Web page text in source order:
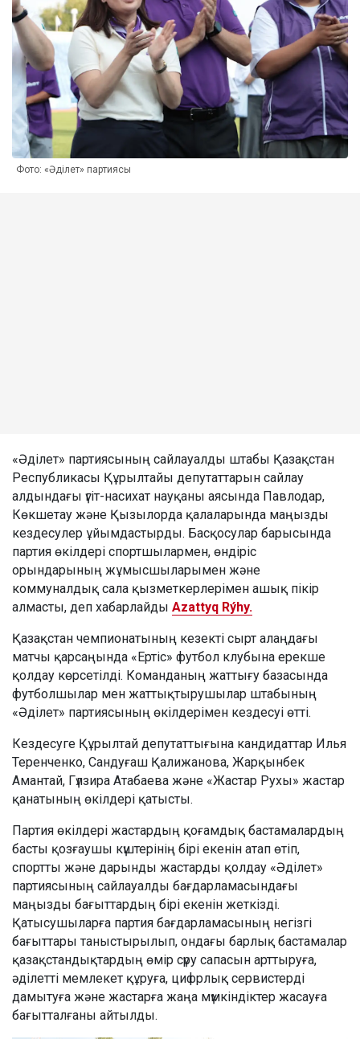
Фото: «Әділет» партиясы
«Әділет» партиясының сайлауалды штабы Қазақстан
Республикасы Құрылтайы депутаттарын сайлау
алдындағы үгіт-насихат науқаны аясында Павлодар,
Көкшетау және Қызылорда қалаларында маңызды
кездесулер ұйымдастырды. Басқосулар барысында
партия өкілдері спортшылармен, өндіріс
орындарының жұмысшыларымен және
коммуналдық сала қызметкерлерімен ашық пікір
алмасты, деп хабарлайды Azattyq Rýhy.
Қазақстан чемпионатының кезекті сырт алаңдағы
матчы қарсаңында «Ертіс» футбол клубына ерекше
қолдау көрсетілді. Команданың жаттығу базасында
футболшылар мен жаттықтырушылар штабының
«Әділет» партиясының өкілдерімен кездесуі өтті.
Кездесуге Құрылтай депутаттығына кандидаттар Илья
Теренченко, Сандуғаш Қалижанова, Жарқынбек
Амантай, Гүлзира Атабаева және «Жастар Рухы» жастар
қанатының өкілдері қатысты.
Партия өкілдері жастардың қоғамдық бастамалардың
басты қозғаушы күштерінің бірі екенін атап өтіп,
спортты және дарынды жастарды қолдау «Әділет»
партиясының сайлауалды бағдарламасындағы
маңызды бағыттардың бірі екенін жеткізді.
Қатысушыларға партия бағдарламасының негізгі
бағыттары таныстырылып, ондағы барлық бастамалар
қазақстандықтардың өмір сүру сапасын арттыруға,
әділетті мемлекет құруға, цифрлық сервистерді
дамытуға және жастарға жаңа мүмкіндіктер жасауға
бағытталғаны айтылды.